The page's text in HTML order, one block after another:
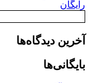
رایگان
آخرین دیدگاه‌ها
بایگانی‌ها